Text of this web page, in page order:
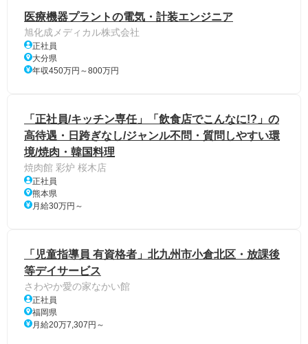
医療機器プラントの電気・計装エンジニア
旭化成メディカル株式会社
正社員
大分県
年収450万円～800万円
「正社員/キッチン専任」「飲食店でこんなに!?」の
高待遇・日跨ぎなし/ジャンル不問・質問しやすい環
境/焼肉・韓国料理
焼肉館 彩炉 桜木店
正社員
熊本県
月給30万円～
「児童指導員 有資格者」北九州市小倉北区・放課後
等デイサービス
さわやか愛の家なかい館
正社員
福岡県
月給20万7,307円～